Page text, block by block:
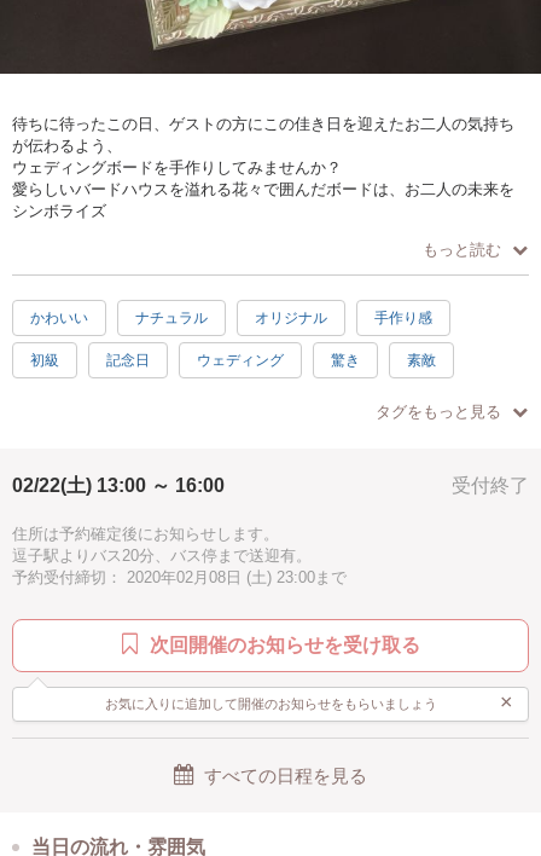
待ちに待ったこの日、ゲストの方にこの佳き日を迎えたお二人の気持ち
が伝わるよう、
ウェディングボードを手作りしてみませんか？
愛らしいバードハウスを溢れる花々で囲んだボードは、お二人の未来を
シンボライズ
お二人のホームが小鳥がさえずるように笑いと会話が絶えず、
安らぎの場となりますように。
＊＊＊ こんな方におすすめ →その訳は ＊＊＊
→ ペーパーフラワーってまだまだ見たことない
・ゲストをちょっぴり驚かせたいな
→ えっ、これ紙なの?!
・手作りしてみたいけど、難しいのはちょっと…
→ 予め型抜きしたペーパーを使うので楽ちん♪
・あまり時間がないけど、凝ったものが欲しいな…
→ メインの白バラ３輪以外は完成品を使うの
で、
３時間の講座内で完成です。
・大きすぎるとその後が困るかも…
ます。
もっと読む
かわいい ナチュラル オリジナル 手作り感
初級 記念日 ウェディング 驚き 素敵
ホワイト
タグをもっと見る
受付終了
02/22(土) 13:00 ～ 16:00
住所は予約確定後にお知らせします。
逗子駅よりバス20分、バス停まで送迎有。
予約受付締切： 2020年02月08日 (土) 23:00まで
次回開催のお知らせを受け取る
お気に入りに追加して開催のお知らせをもらいましょう ×
すべての日程を見る
当日の流れ・雰囲気